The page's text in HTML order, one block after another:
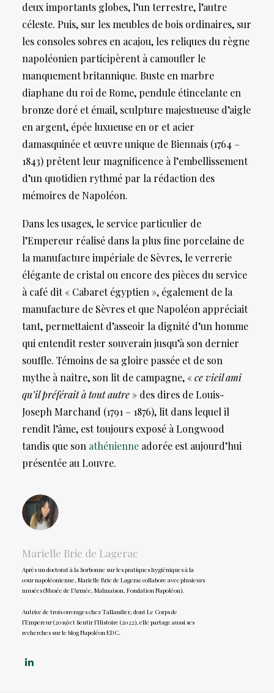
deux importants globes, l’un terrestre, l’autre
céleste. Puis, sur les meubles de bois ordinaires, sur
les consoles sobres en acajou, les reliques du règne
napoléonien participèrent à camoufler le
manquement britannique. Buste en marbre
diaphane du roi de Rome, pendule étincelante en
bronze doré et émail, sculpture majestueuse d’aigle
en argent, épée luxueuse en or et acier
damasquinée et œuvre unique de Biennais (1764 –
1843) prêtent leur magnificence à l’embellissement
d’un quotidien rythmé par la rédaction des
mémoires de Napoléon.
Dans les usages, le service particulier de
l’Empereur réalisé dans la plus fine porcelaine de
la manufacture impériale de Sèvres, le verrerie
élégante de cristal ou encore des pièces du service
à café dit « Cabaret égyptien », également de la
manufacture de Sèvres et que Napoléon appréciait
tant, permettaient d’asseoir la dignité d’un homme
qui entendit rester souverain jusqu’à son dernier
souffle. Témoins de sa gloire passée et de son
mythe à naître, son lit de campagne, «ce vieil ami
qu’il préférait à tout autre » des dires de Louis-
Joseph Marchand (1791 – 1876), lit dans lequel il
rendit l’âme, est toujours exposé à Longwood
tandis que son athénienne adorée est aujourd’hui
présentée au Louvre.
Marielle Brie de Lagerac
Après un doctorat à la Sorbonne sur les pratiques hygiéniques à la
cour napoléonienne, Marielle Brie de Lagerac collabore avec plusieurs
musées (Musée de l’Armée, Malmaison, Fondation Napoléon).
Autrice de trois ouvrages chez Tallandier, dont Le Corps de
l’Empereur (2019) et Sentir l’Histoire (2022), elle partage aussi ses
recherches sur le blog Napoléon EDC.